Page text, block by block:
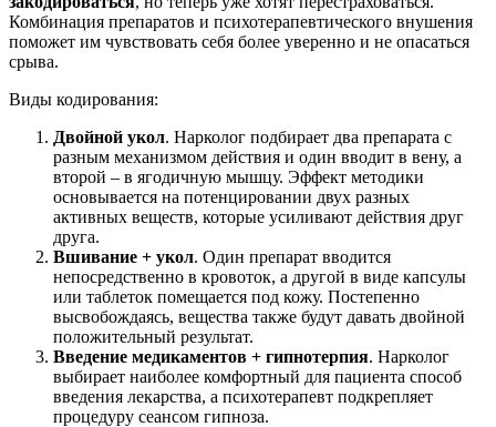
Комбинация препаратов и психотерапевтического внушения
поможет им чувствовать себя более уверенно и не опасаться
срыва.
Виды кодирования:
Двойной укол. Нарколог подбирает два препарата с
разным механизмом действия и один вводит в вену, а
второй – в ягодичную мышцу. Эффект методики
основывается на потенцировании двух разных
активных веществ, которые усиливают действия друг
друга.
Вшивание + укол. Один препарат вводится
непосредственно в кровоток, а другой в виде капсулы
или таблеток помещается под кожу. Постепенно
высвобождаясь, вещества также будут давать двойной
положительный результат.
Введение медикаментов + гипнотерпия. Нарколог
выбирает наиболее комфортный для пациента способ
введения лекарства, а психотерапевт подкрепляет
процедуру сеансом гипноза.